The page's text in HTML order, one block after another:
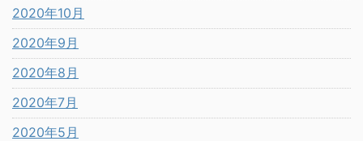
2020年10月
2020年9月
2020年8月
2020年7月
2020年5月